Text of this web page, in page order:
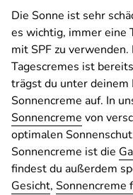
Die Sonne ist sehr
es wichtig, immer eine
mit SPF zu
Tagescremes ist
trägst du unter deinem
Sonnencreme auf. In
Sonnencreme von
optimalen
Sonnencreme ist die
findest du außerdem
Gesicht, Sonnencreme